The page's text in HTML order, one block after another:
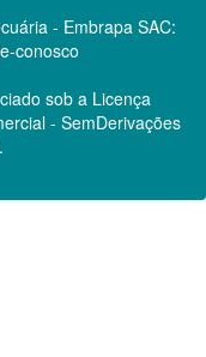
- Embrapa SAC:
conosco
sob a Licença
- SemDerivações